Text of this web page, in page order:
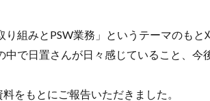
組みとPSW業務」というテーマのもと
で日置さんが日々感じていること、今
をもとにご報告いただきました。